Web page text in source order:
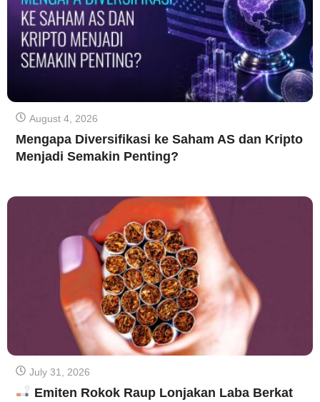
August 4, 2026
Mengapa Diversifikasi ke Saham AS dan Kripto
Menjadi Semakin Penting?
July 31, 2026
Emiten Rokok Raup Lonjakan Laba Berkat